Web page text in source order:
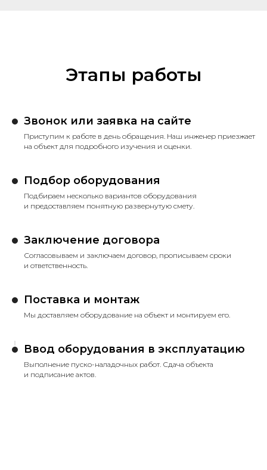
Этапы работы
Звонок или заявка на сайте
Приступим к работе в день обращения. Наш инженер приезжает
на объект для подробного изучения и оценки.
Подбор оборудования
Подбираем несколько вариантов оборудования
и предоставляем понятную развернутую смету.
Заключение договора
Согласовываем и заключаем договор, прописываем сроки
и ответственность.
Поставка и монтаж
Мы доставляем оборудование на объект и монтируем его.
Ввод оборудования в эксплуатацию
Выполнение пуско-наладочных работ. Сдача объекта
и подписание актов.